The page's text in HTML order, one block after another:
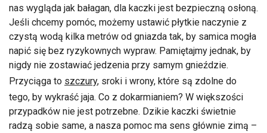
nas wygląda jak bałagan, dla kaczki jest bezpieczną osłoną.
Jeśli chcemy pomóc, możemy ustawić płytkie naczynie z
czystą wodą kilka metrów od gniazda tak, by samica mogła
napić się bez ryzykownych wypraw. Pamiętajmy jednak, by
nigdy nie zostawiać jedzenia przy samym gnieździe.
Przyciąga to szczury, sroki i wrony, które są zdolne do
tego, by wykraść jaja. Co z dokarmianiem? W większości
przypadków nie jest potrzebne. Dzikie kaczki świetnie
radzą sobie same, a nasza pomoc ma sens głównie zimą –